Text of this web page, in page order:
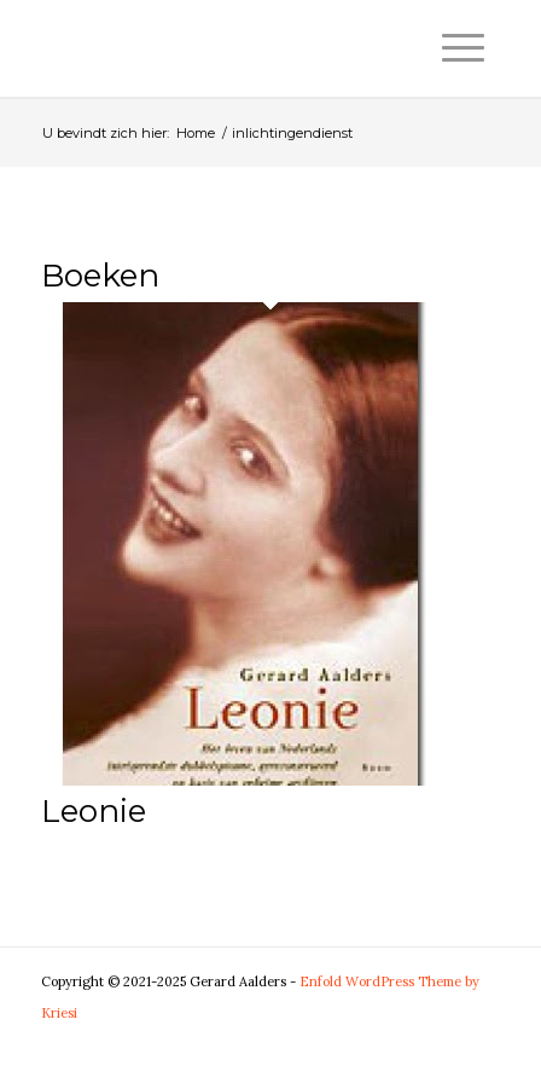
U bevindt zich hier: Home / inlichtingendienst
Boeken
Leonie
Copyright © 2021-2025 Gerard Aalders - Enfold WordPress Theme by
Kriesi